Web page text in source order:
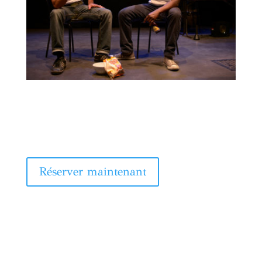
Réserver maintenant